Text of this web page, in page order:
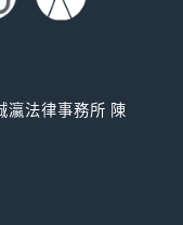
法律事務所 陳